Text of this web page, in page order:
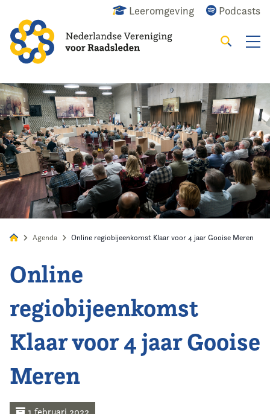
Leeromgeving Podcasts
Alles Nieuws Agenda Raadslid
Zoeken
Home
Agenda
Nieuws
Opleiding
Kennis & Informatie
Agenda Online regiobijeenkomst Klaar voor 4 jaar Gooise Meren
Online
regiobijeenkomst
Klaar voor 4 jaar Gooise
Meren